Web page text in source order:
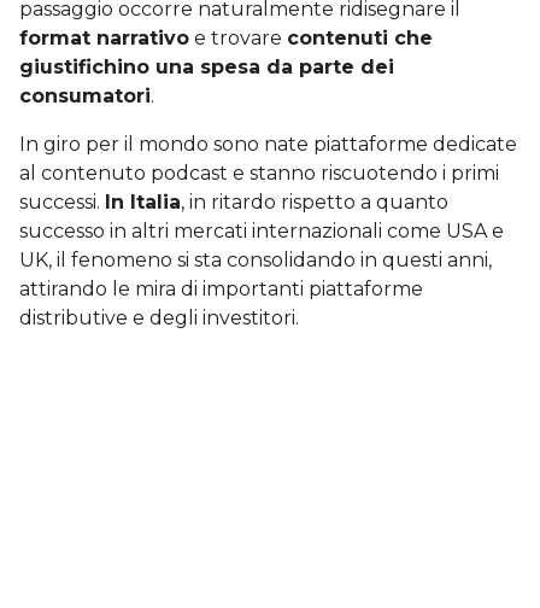
passaggio occorre naturalmente ridisegnare il
format narrativo e trovare contenuti che
giustifichino una spesa da parte dei
consumatori.
In giro per il mondo sono nate piattaforme dedicate
al contenuto podcast e stanno riscuotendo i primi
successi. In Italia, in ritardo rispetto a quanto
successo in altri mercati internazionali come USA e
UK, il fenomeno si sta consolidando in questi anni,
attirando le mira di importanti piattaforme
distributive e degli investitori.